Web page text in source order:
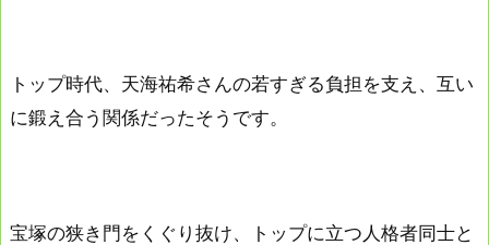
トップ時代、天海祐希さんの若すぎる負担を支え、互い
に鍛え合う関係だったそうです。
宝塚の狭き門をくぐり抜け、トップに立つ人格者同士と